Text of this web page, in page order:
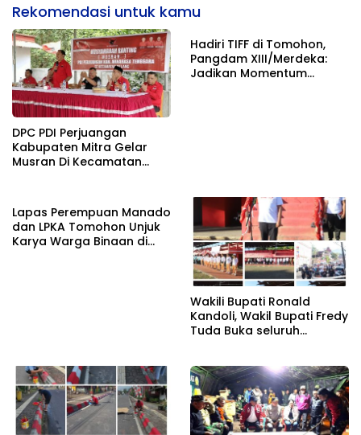
Rekomendasi untuk kamu
DPC PDI Perjuangan
Kabupaten Mitra Gelar
Musran Di Kecamatan
Hadiri TIFF di Tomohon,
Pangdam XIII/Merdeka:
Jadikan Momentum
Lapas Perempuan Manado
dan LPKA Tomohon Unjuk
Karya Warga Binaan di
Wakili Bupati Ronald
Kandoli, Wakil Bupati Fredy
Tuda Buka seluruh